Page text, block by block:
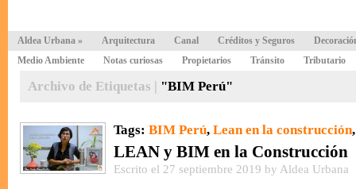
Aldea Urbana » Arquitectura Canal Créditos y Seguros
Medio Ambiente
Notas curiosas Propietarios Tránsito Tributario
Archivo de Etiquetas | "BIM Perú"
Tags: BIM Perú, Lean en la construcción
LEAN y BIM en la Construcción
Escrito el 27 septiembre 2019 by Aldea Urbana